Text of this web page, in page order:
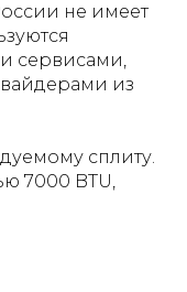
не имеет
сервисами,
из
сплиту.
7000 BTU,